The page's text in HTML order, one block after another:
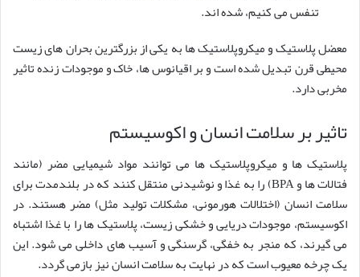
تنفس می کنیم، شده اند.
معضل پلاستیک و میکروپلاستیک ها به یکی از بزرگترین بحران های زیست
محیطی قرن تبدیل شده است و بر اقیانوس ها، خاک و موجودات زنده تاثیر
مخربی دارد.
تاثیر بر سلامت انسان و اکوسیستم
پلاستیک ها و میکروپلاستیک ها می توانند مواد شیمیایی مضر (مانند
فتالات ها و BPA) را به غذا و نوشیدنی منتقل کنند که در بلندمدت برای
سلامت انسان (اختلالات هورمونی، مشکلات تولید مثل) مضر هستند. در
اکوسیستم، موجودات دریایی و خشکی زیست، پلاستیک ها را با غذا اشتباه
می گیرند، که منجر به خفگی، گرسنگی و آسیب های داخلی می شود. این
یک چرخه معیوب است که در نهایت به سلامت انسان نیز بازمی گردد.